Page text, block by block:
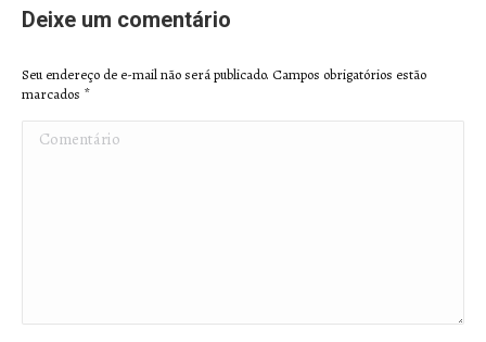
Deixe um comentário
Seu endereço de e-mail não será publicado. Campos obrigatórios estão
marcados *
Comentário